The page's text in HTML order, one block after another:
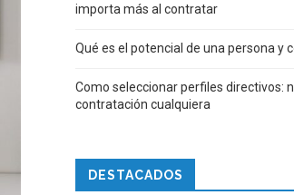
importa más al contratar
Qué es el potencial de una persona y
Como seleccionar perfiles directivos:
contratación cualquiera
DESTACADOS